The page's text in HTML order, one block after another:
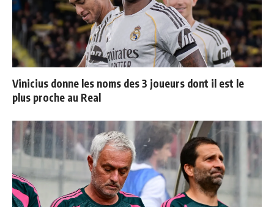
Vinicius donne les noms des 3 joueurs dont il est le
plus proche au Real